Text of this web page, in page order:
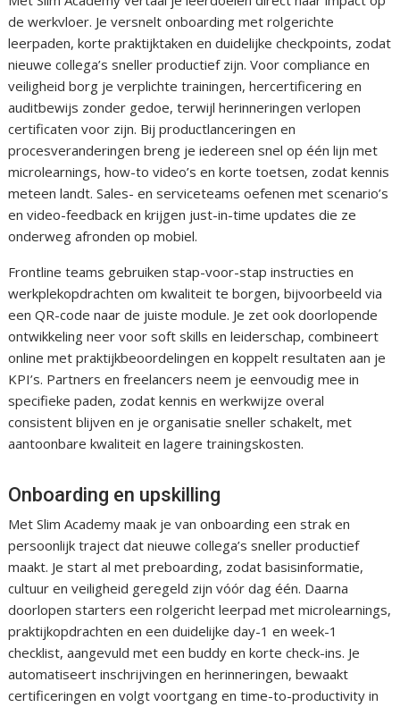
de werkvloer. Je versnelt onboarding met rolgerichte
leerpaden, korte praktijktaken en duidelijke checkpoints, zodat
nieuwe collega’s sneller productief zijn. Voor compliance en
veiligheid borg je verplichte trainingen, hercertificering en
auditbewijs zonder gedoe, terwijl herinneringen verlopen
certificaten voor zijn. Bij productlanceringen en
procesveranderingen breng je iedereen snel op één lijn met
microlearnings, how-to video’s en korte toetsen, zodat kennis
meteen landt. Sales- en serviceteams oefenen met scenario’s
en video-feedback en krijgen just-in-time updates die ze
onderweg afronden op mobiel.
Frontline teams gebruiken stap-voor-stap instructies en
werkplekopdrachten om kwaliteit te borgen, bijvoorbeeld via
een QR-code naar de juiste module. Je zet ook doorlopende
ontwikkeling neer voor soft skills en leiderschap, combineert
online met praktijkbeoordelingen en koppelt resultaten aan je
KPI’s. Partners en freelancers neem je eenvoudig mee in
specifieke paden, zodat kennis en werkwijze overal
consistent blijven en je organisatie sneller schakelt, met
aantoonbare kwaliteit en lagere trainingskosten.
Onboarding en upskilling
Met Slim Academy maak je van onboarding een strak en
persoonlijk traject dat nieuwe collega’s sneller productief
maakt. Je start al met preboarding, zodat basisinformatie,
cultuur en veiligheid geregeld zijn vóór dag één. Daarna
doorlopen starters een rolgericht leerpad met microlearnings,
praktijkopdrachten en een duidelijke day-1 en week-1
checklist, aangevuld met een buddy en korte check-ins. Je
automatiseert inschrijvingen en herinneringen, bewaakt
certificeringen en volgt voortgang en time-to-productivity in